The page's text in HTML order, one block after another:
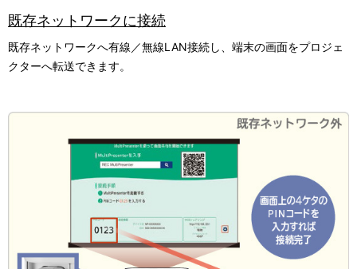
既存ネットワークへ有線／無線LAN接続し、端末の画面をプロジェ
クターへ転送できます。
既存ネットワークに接続